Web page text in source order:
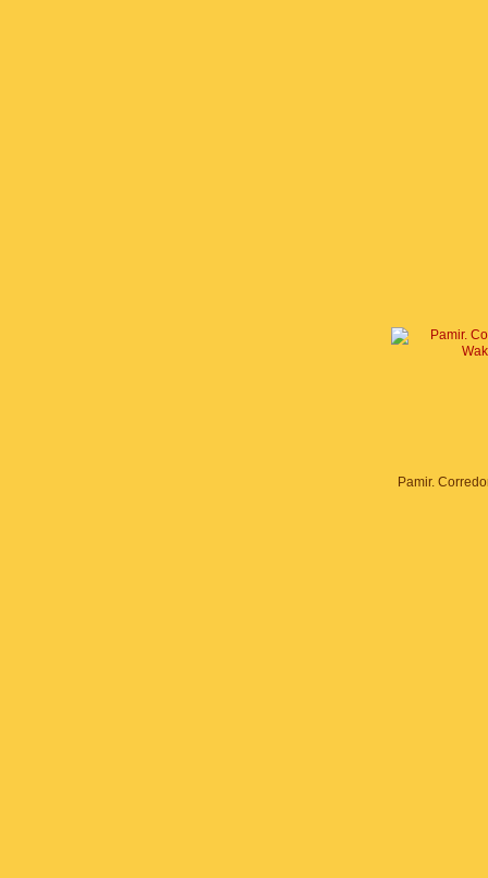
Pamir.